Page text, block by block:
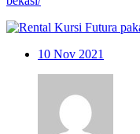
10 Nov 2021